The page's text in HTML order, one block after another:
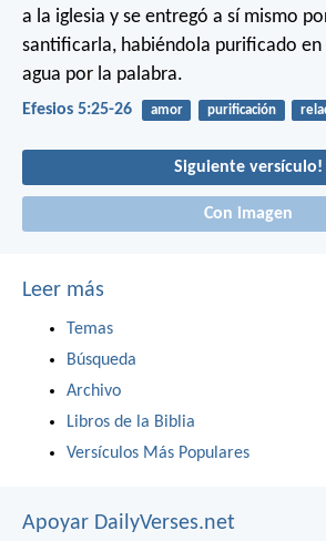
a la iglesia y se entregó a sí mismo
santificarla, habiéndola purificado
agua por la palabra.
Efesios 5:25-26 amor purificación
Siguiente versículo!
Con imagen
Leer más
Temas
Búsqueda
Archivo
Libros de la Biblia
Versículos Más Populares
Apoyar DailyVerses.net